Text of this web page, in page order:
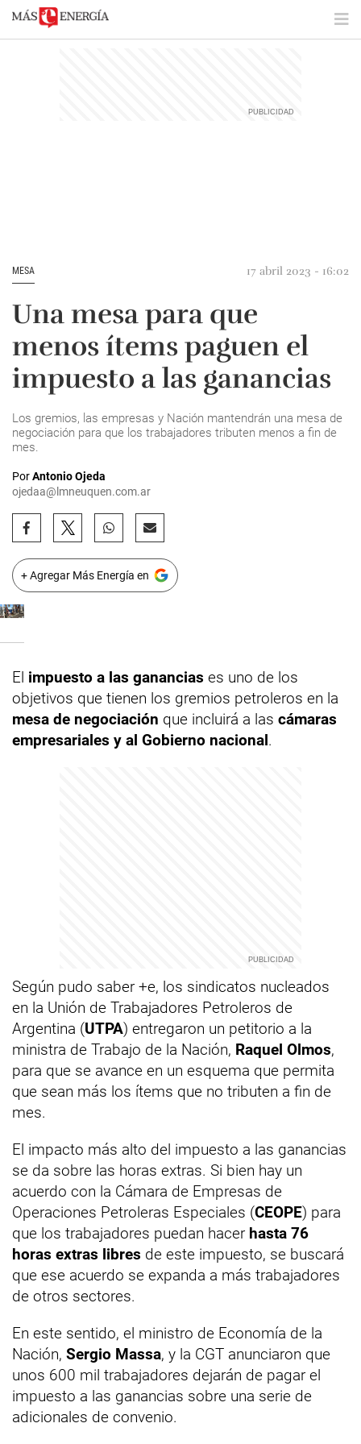
MESA 17 abril 2023 - 16:02
Una mesa para que
menos ítems paguen el
impuesto a las ganancias
Los gremios, las empresas y Nación mantendrán una mesa de
negociación para que los trabajadores tributen menos a fin de
mes.
PorAntonio Ojeda
ojedaa@lmneuquen.com.ar
+ Agregar Más Energía en
El impuesto a las ganancias es uno de los
objetivos que tienen los gremios petroleros en la
mesa de negociación que incluirá a las cámaras
empresariales y al Gobierno nacional.
Según pudo saber +e, los sindicatos nucleados
en la Unión de Trabajadores Petroleros de
Argentina (UTPA) entregaron un petitorio a la
ministra de Trabajo de la Nación, Raquel Olmos,
para que se avance en un esquema que permita
que sean más los ítems que no tributen a fin de
mes.
El impacto más alto del impuesto a las ganancias
se da sobre las horas extras. Si bien hay un
acuerdo con la Cámara de Empresas de
Operaciones Petroleras Especiales (CEOPE) para
que los trabajadores puedan hacer hasta 76
horas extras libres de este impuesto, se buscará
que ese acuerdo se expanda a más trabajadores
de otros sectores.
En este sentido, el ministro de Economía de la
Nación, Sergio Massa, y la CGT anunciaron que
unos 600 mil trabajadores dejarán de pagar el
impuesto a las ganancias sobre una serie de
adicionales de convenio.